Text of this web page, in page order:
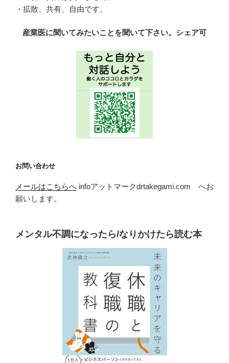
・拡散、共有、自由です。
産業医に聞いてみたいことを聞いて下さい。シェア可
お問い合わせ
メールはこちらへ infoアットマークdrtakegami.com へお
願いします。
メンタル不調になったら/なりかけたら読む本